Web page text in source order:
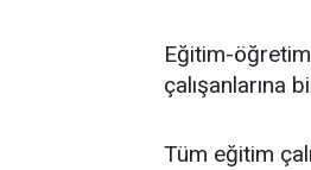
Eğitim-öğretim
çalışanlarına
Tüm eğitim